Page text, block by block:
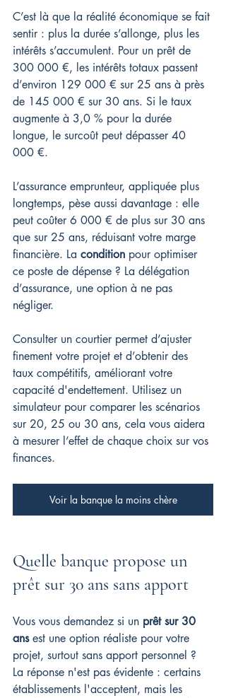
C’est là que la réalité économique se fait
sentir : plus la durée s’allonge, plus les
intérêts s’accumulent. Pour un prêt de
300 000 €, les intérêts totaux passent
d’environ 129 000 € sur 25 ans à près
de 145 000 € sur 30 ans. Si le taux
augmente à 3,0 % pour la durée
longue, le surcoût peut dépasser 40
000 €.
L’assurance emprunteur, appliquée plus
longtemps, pèse aussi davantage : elle
peut coûter 6 000 € de plus sur 30 ans
que sur 25 ans, réduisant votre marge
financière. La condition pour optimiser
ce poste de dépense ? La délégation
d’assurance, une option à ne pas
négliger.
Consulter un courtier permet d’ajuster
finement votre projet et d’obtenir des
taux compétitifs, améliorant votre
capacité d'endettement. Utilisez un
simulateur pour comparer les scénarios
sur 20, 25 ou 30 ans, cela vous aidera
à mesurer l’effet de chaque choix sur vos
finances.
Voir la banque la moins chère
Quelle banque propose un
prêt sur 30 ans sans apport
Vous vous demandez si un prêt sur 30
ans est une option réaliste pour votre
projet, surtout sans apport personnel ?
La réponse n'est pas évidente : certains
établissements l'acceptent, mais les